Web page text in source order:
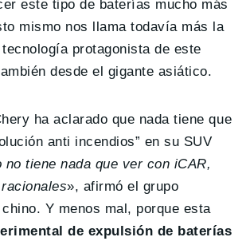
este tipo de baterías mucho más
mismo nos llama todavía más la
protagonista de este
desde el gigante asiático.
ha aclarado que nada tiene que
anti incendios” en su SUV
no tiene nada que ver con iCAR,
», afirmó el grupo
Y menos mal, porque esta
de expulsión de baterías